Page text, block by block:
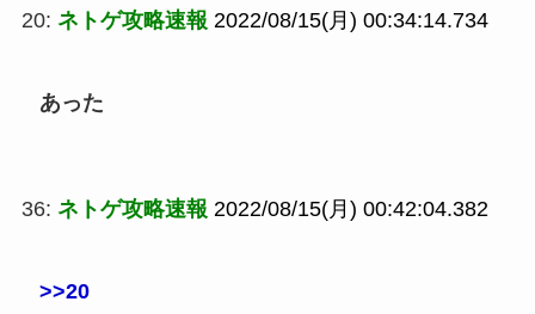
20: ネトゲ攻略速報 2022/08/15(月) 00:34:14.734
あった
36: ネトゲ攻略速報 2022/08/15(月) 00:42:04.382
>>20